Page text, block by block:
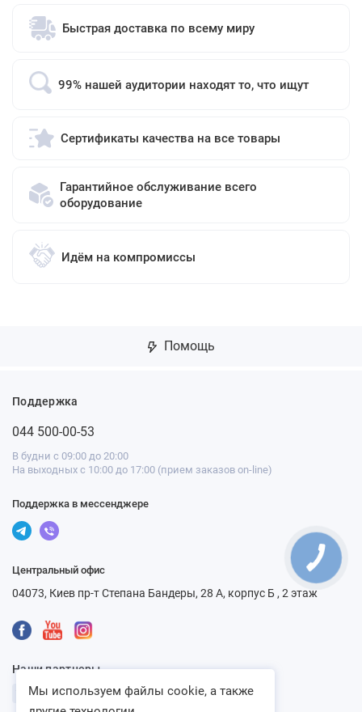
Быстрая доставка по всему миру
99% нашей аудитории находят то, что ищут
Сертификаты качества на все товары
Гарантийное обслуживание всего
оборудование
Идём на компромиссы
Помощь
Поддержка
044 500-00-53
В будни с 09:00 до 20:00
На выходных с 10:00 до 17:00 (прием заказов on-line)
Поддержка в мессенджере
Центральный офис
04073, Киев пр-т Степана Бандеры, 28 А, корпус Б , 2 этаж
Наши партнеры
Мы используем файлы cookie, а также